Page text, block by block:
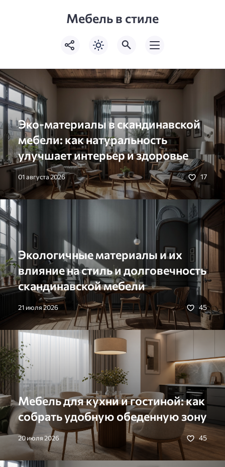
Мебель в стиле
Эко-материалы в скандинавской
мебели: как натуральность
улучшает интерьер и здоровье
01 августа 2026 17
Экологичные материалы и их
влияние на стиль и долговечность
скандинавской мебели
21 июля 2026 45
Мебель для кухни и гостиной: как
собрать удобную обеденную зону
20 июля 2026 45